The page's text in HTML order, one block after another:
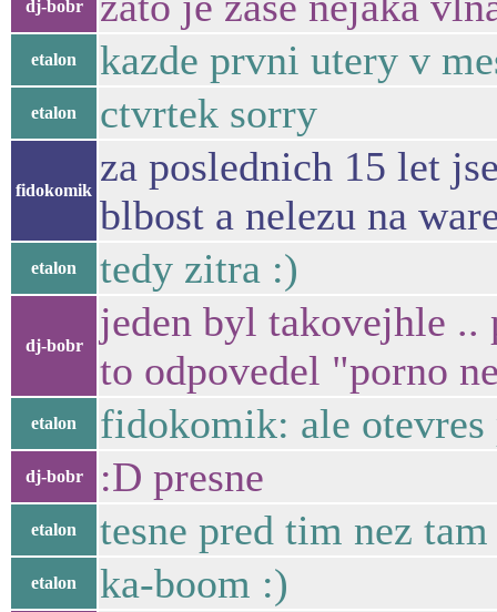
dj-bobr
etalon kazde prvni utery v
etalon ctvrtek sorry
fidokomik
za poslednich 15 let
blbost a nelezu na
etalon tedy zitra :)
dj-bobr
jeden byl takovejhle
to odpovedel "porno
etalon fidokomik: ale
dj-bobr :D presne
etalon tesne pred tim nez
etalon ka-boom :)